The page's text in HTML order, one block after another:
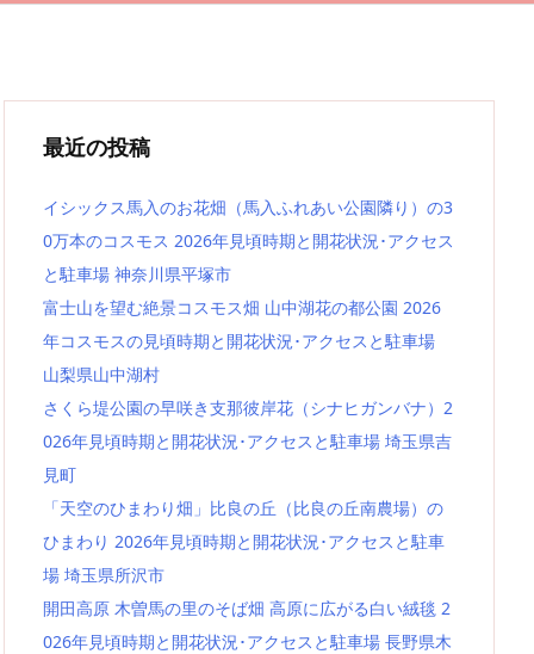
最近の投稿
イシックス馬入のお花畑（馬入ふれあい公園隣り）の3
0万本のコスモス 2026年見頃時期と開花状況･アクセス
と駐車場 神奈川県平塚市
富士山を望む絶景コスモス畑 山中湖花の都公園 2026
年コスモスの見頃時期と開花状況･アクセスと駐車場
山梨県山中湖村
さくら堤公園の早咲き支那彼岸花（シナヒガンバナ）2
026年見頃時期と開花状況･アクセスと駐車場 埼玉県吉
見町
「天空のひまわり畑」比良の丘（比良の丘南農場）の
ひまわり 2026年見頃時期と開花状況･アクセスと駐車
場 埼玉県所沢市
開田高原 木曽馬の里のそば畑 高原に広がる白い絨毯 2
026年見頃時期と開花状況･アクセスと駐車場 長野県木